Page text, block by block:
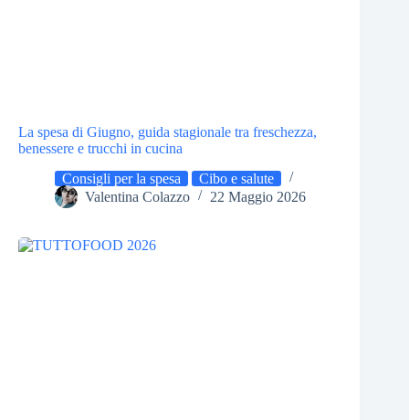
La spesa di Giugno, guida stagionale tra freschezza,
benessere e trucchi in cucina
Consigli per la spesa
Cibo e salute
Valentina Colazzo
22 Maggio 2026